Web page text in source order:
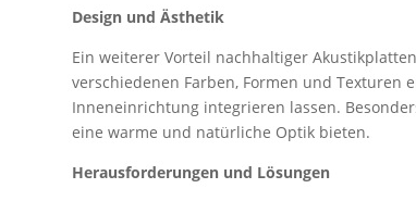
Design und Ästhetik
Ein weiterer Vorteil nachhaltiger
verschiedenen Farben, Formen und Texturen
Inneneinrichtung integrieren lassen.
eine warme und natürliche Optik bieten.
Herausforderungen und Lösungen